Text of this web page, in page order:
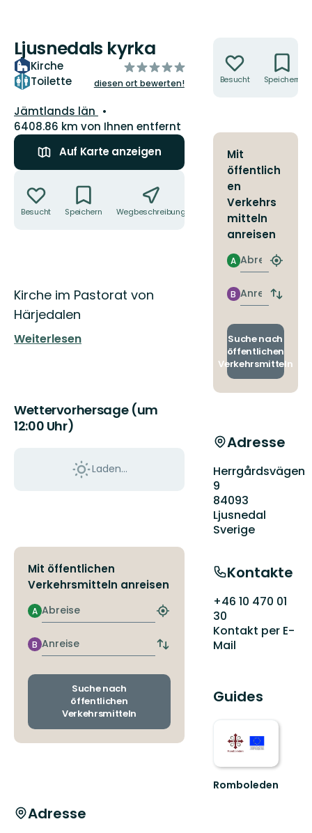
Ljusnedals kyrka
Kirche
Toilette
von
5
diesen ort bewerten!
Landkreis:
Jämtlands län
6408.86 km von Ihnen entfernt
Auf Karte anzeigen
Besucht Speichern Wegbeschreibung
Beschreibung
Kirche im Pastorat von
Härjedalen
Weiterlesen
Wettervorhersage (um
12:00 Uhr)
Laden...
Mit öffentlichen
Verkehrsmitteln anreisen
Abreise
A
Nächstgelegene
finden
Anreise
B
Abfahrts-
Ankunftshaltestellen
Suche nach
öffentlichen
Verkehrsmitteln
Adresse
Besucht Speichern
Mit
öffentlich
en
Verkehrs
mitteln
anreisen
Abreise
A
finden
Anreise
B
Suche nach
öffentlichen
Verkehrsmitteln
Adresse
Herrgårdsvägen
9
84093
Ljusnedal
Sverige
Kontakte
+46 10 470 01
30
Kontakt per E-
Mail
Guides
Romboleden